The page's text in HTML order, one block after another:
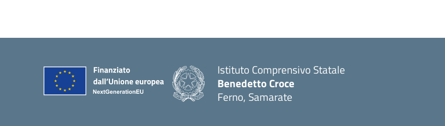
Istituto Comprensivo Statale
Benedetto Croce
Ferno, Samarate